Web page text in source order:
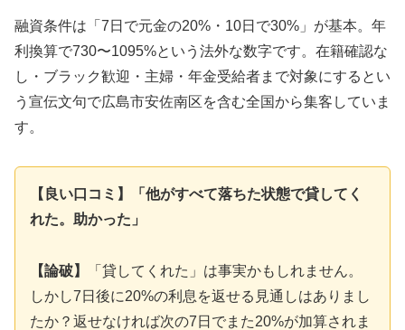
融資条件は「7日で元金の20%・10日で30%」が基本。年
利換算で730〜1095%という法外な数字です。在籍確認な
し・ブラック歓迎・主婦・年金受給者まで対象にするとい
う宣伝文句で広島市安佐南区を含む全国から集客していま
す。
【良い口コミ】「他がすべて落ちた状態で貸してく
れた。助かった」
【論破】
「貸してくれた」は事実かもしれません。
しかし7日後に20%の利息を返せる見通しはありまし
たか？返せなければ次の7日でまた20%が加算されま